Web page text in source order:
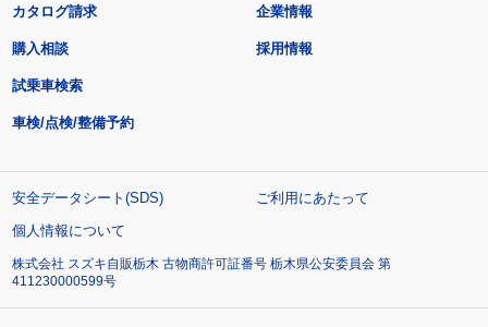
カタログ請求
購入相談
試乗車検索
車検/点検/整備予約
企業情報
採用情報
安全データシート(SDS)
ご利用にあたって
個人情報について
株式会社 スズキ自販栃木 古物商許可証番号 栃木県公安委員会 第
411230000599号